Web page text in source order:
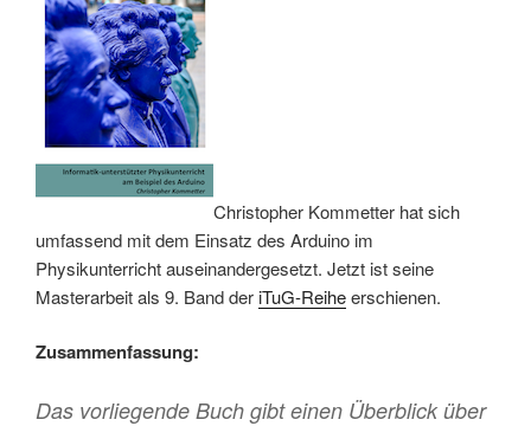
Christopher Kommetter hat sich
umfassend mit dem Einsatz des Arduino im
Physikunterricht auseinandergesetzt. Jetzt ist seine
Masterarbeit als 9. Band deriTuG-Reiheerschienen.
Zusammenfassung:
Das vorliegende Buch gibt einen Überblick über